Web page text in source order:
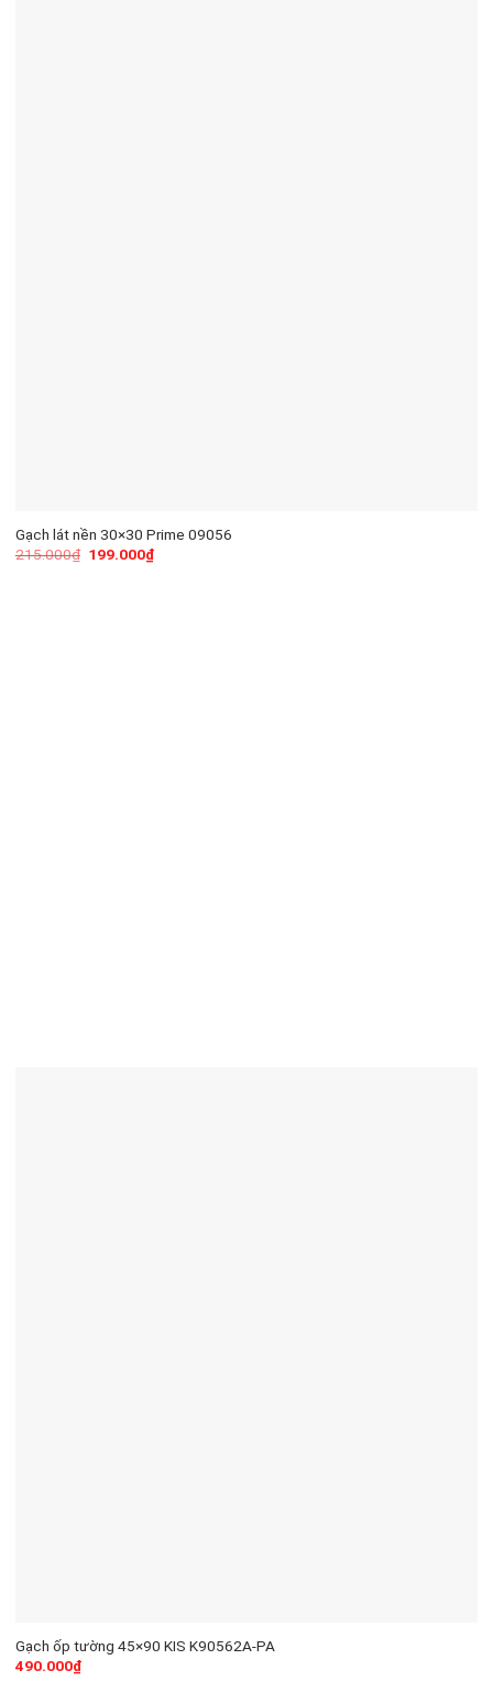
Gạch lát nền 30×30 Prime 09056
215.000₫ 199.000₫
Gạch ốp tường 45×90 KIS K90562A-PA
490.000₫